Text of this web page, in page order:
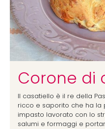
Corone di
Il casatiello è il re della
ricco e saporito che ha la
impasto lavorato con lo
salumi e formaggi e